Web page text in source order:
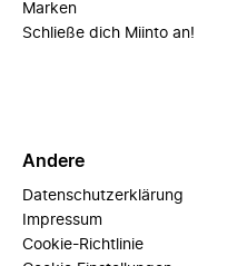
Marken
Schließe dich Miinto an!
Andere
Datenschutzerklärung
Impressum
Cookie-Richtlinie